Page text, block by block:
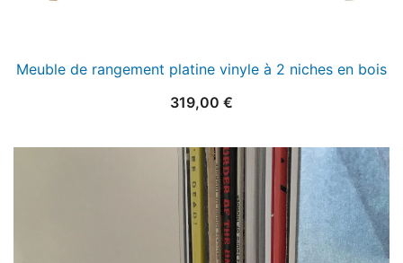
Meuble de rangement platine vinyle à 2 niches en bois
319,00 €